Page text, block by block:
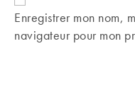
votre
(facultatif)
Enregistrer mon nom,
navigateur pour mon